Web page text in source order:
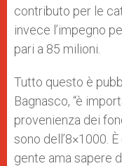
contributo per le
invece l’impegno
pari a 85 milioni.
Tutto questo è
Bagnasco, “è
provenienza dei
sono dell’8×1000.
gente ama sapere